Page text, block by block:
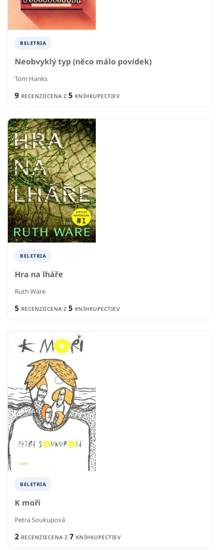
BELETRIA
Neobvyklý typ (něco málo povídek)
Tom Hanks
9 RECENZIÍCENA Z 5 KNÍHKUPECTIEV
BELETRIA
Hra na lháře
Ruth Ware
5 RECENZIÍCENA Z 5 KNÍHKUPECTIEV
BELETRIA
K moři
Petra Soukupová
2 RECENZIECENA Z 7 KNÍHKUPECTIEV